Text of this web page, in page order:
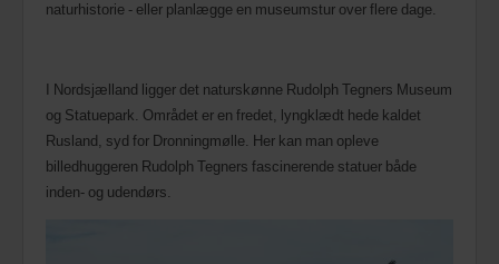
naturhistorie - eller planlægge en museumstur over flere dage.
I Nordsjælland ligger det naturskønne Rudolph Tegners Museum
og Statuepark. Området er en fredet, lyngklædt hede kaldet
Rusland, syd for Dronningmølle. Her kan man opleve
billedhuggeren Rudolph Tegners fascinerende statuer både
inden- og udendørs.